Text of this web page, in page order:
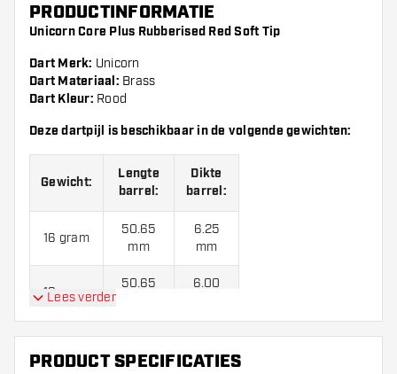
PRODUCTINFORMATIE
Unicorn Core Plus Rubberised Red Soft Tip
Dart Merk: Unicorn
Dart Materiaal: Brass
Dart Kleur: Rood
Deze dartpijl is beschikbaar in de volgende gewichten:
Gewicht:
Lengte
barrel:
Dikte
barrel:
16 gram
50.65
mm
6.25
mm
18 gram
50.65
6.00
worden standaard geleverd met:3 medium nylon shafts
Lees verder
PRODUCT SPECIFICATIES